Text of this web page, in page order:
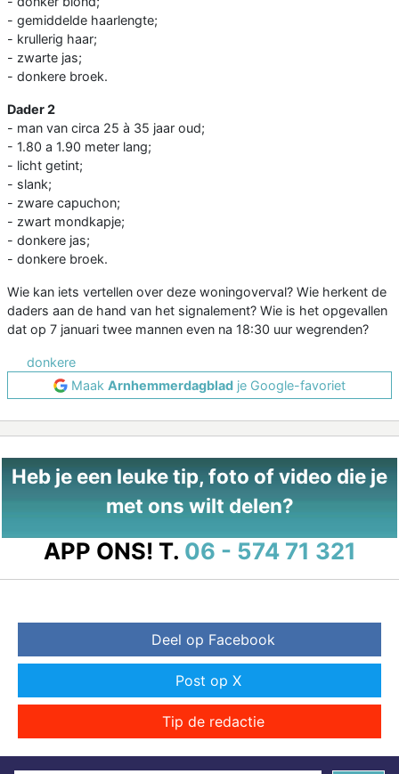
- gemiddelde haarlengte;
- krullerig haar;
- zwarte jas;
- donkere broek.
Dader 2
- man van circa 25 à 35 jaar oud;
- 1.80 a 1.90 meter lang;
- licht getint;
- slank;
- zware capuchon;
- zwart mondkapje;
- donkere jas;
- donkere broek.
Wie kan iets vertellen over deze woningoverval? Wie herkent de
daders aan de hand van het signalement? Wie is het opgevallen
dat op 7 januari twee mannen even na 18:30 uur wegrenden?
donkere
Maak Arnhemmerdagblad je Google-favoriet
Heb je een leuke tip, foto of video die je
met ons wilt delen?
APP ONS! T. 06 - 574 71 321
Deel op Facebook
Post op X
Tip de redactie